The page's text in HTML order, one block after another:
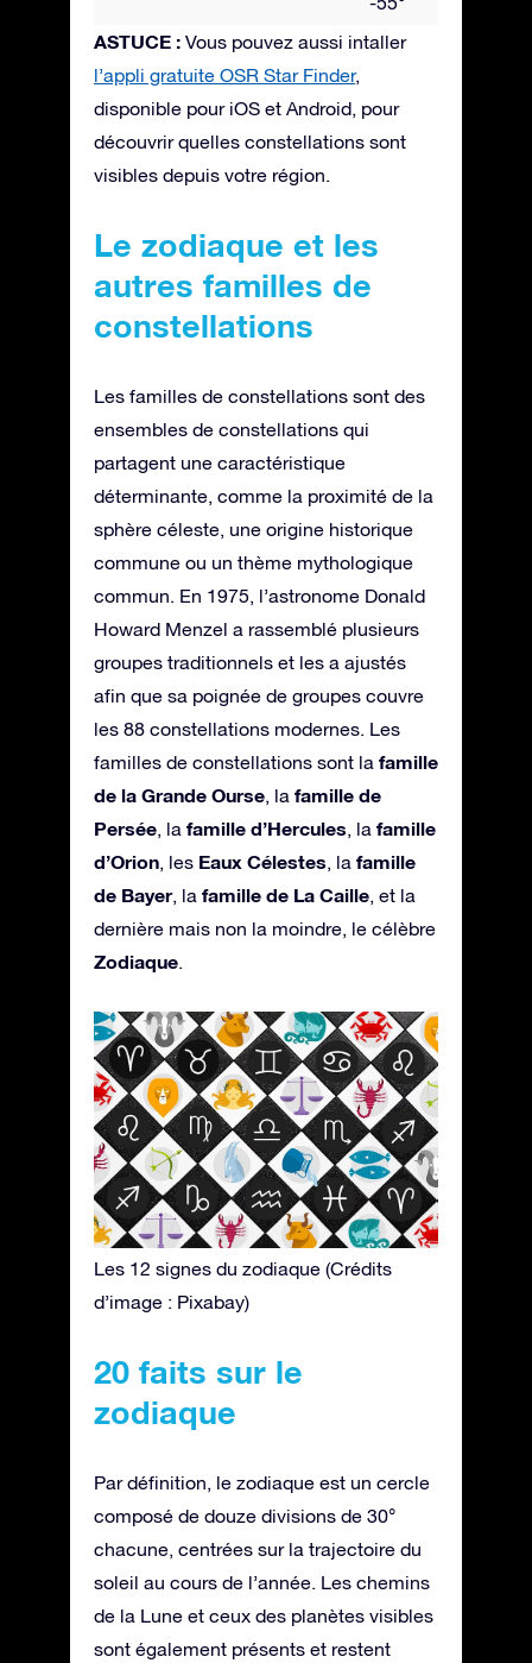
ASTUCE : Vous pouvez aussi intaller
l’appli gratuite OSR Star Finder,
disponible pour iOS et Android, pour
découvrir quelles constellations sont
visibles depuis votre région.
Le zodiaque et les
autres familles de
constellations
Les familles de constellations sont des
ensembles de constellations qui
partagent une caractéristique
déterminante, comme la proximité de la
sphère céleste, une origine historique
commune ou un thème mythologique
commun. En 1975, l’astronome Donald
Howard Menzel a rassemblé plusieurs
groupes traditionnels et les a ajustés
afin que sa poignée de groupes couvre
les 88 constellations modernes. Les
familles de constellations sont la famille
de la Grande Ourse , la famille de
Persée , la famille d’Hercules , la famille
d’Orion , les Eaux Célestes , la famille
de Bayer, la famille de La Caille , et la
dernière mais non la moindre, le célèbre
Zodiaque
Les 12 signes du zodiaque (Crédits
d’image : Pixabay)
20 faits sur le
zodiaque
Par définition, le zodiaque est un cercle
composé de douze divisions de 30°
chacune, centrées sur la trajectoire du
soleil au cours de l’année. Les chemins
de la Lune et ceux des planètes visibles
sont également présents et restent